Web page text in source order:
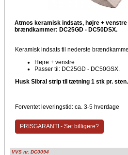
Atmos keramisk indsats, højre +
brændkammer: DC25GD - DC50DSX.
Keramisk indsats til nederste
Højre + venstre
Passer til: DC25GD - DC50GSX.
Husk Sibral strip til tætning 1 stk pr.
Forventet leveringstid: ca. 3-5 hverdage
PRISGARANTI - Set billigere?
VVS nr. DC0094